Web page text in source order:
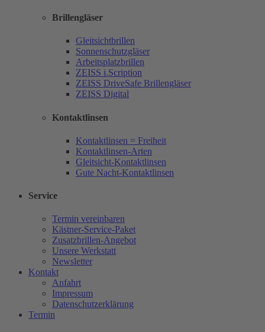
Brillengläser
Gleitsichtbrillen
Sonnenschutzgläser
Arbeitsplatzbrillen
ZEISS i.Scription
ZEISS DriveSafe Brillengläser
ZEISS Digital
Kontaktlinsen
Kontaktlinsen = Freiheit
Kontaktlinsen-Arten
Gleitsicht-Kontaktlinsen
Gute Nacht-Kontaktlinsen
Service
Termin vereinbaren
Kästner-Service-Paket
Zusatzbrillen-Angebot
Unsere Werkstatt
Newsletter
Kontakt
Anfahrt
Impressum
Datenschutzerklärung
Termin